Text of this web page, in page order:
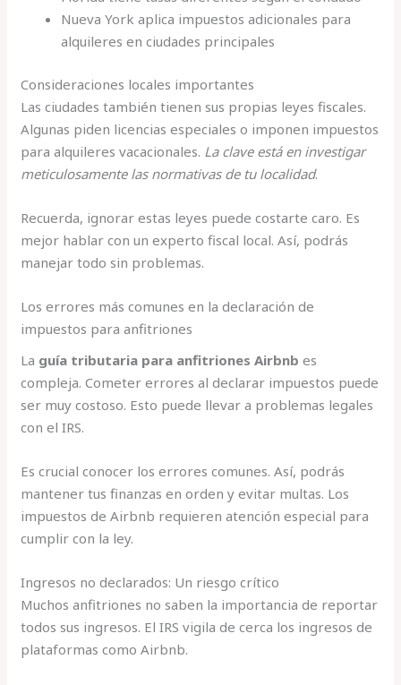
Nueva York aplica impuestos adicionales para
alquileres en ciudades principales
Consideraciones locales importantes
Las ciudades también tienen sus propias leyes fiscales.
Algunas piden licencias especiales o imponen impuestos
para alquileres vacacionales. La clave está en investigar
meticulosamente las normativas de tu localidad.
Recuerda, ignorar estas leyes puede costarte caro. Es
mejor hablar con un experto fiscal local. Así, podrás
manejar todo sin problemas.
Los errores más comunes en la declaración de
impuestos para anfitriones
La guía tributaria para anfitriones Airbnb es
compleja. Cometer errores al declarar impuestos puede
ser muy costoso. Esto puede llevar a problemas legales
con el IRS.
Es crucial conocer los errores comunes. Así, podrás
mantener tus finanzas en orden y evitar multas. Los
impuestos de Airbnb requieren atención especial para
cumplir con la ley.
Ingresos no declarados: Un riesgo crítico
Muchos anfitriones no saben la importancia de reportar
todos sus ingresos. El IRS vigila de cerca los ingresos de
plataformas como Airbnb.